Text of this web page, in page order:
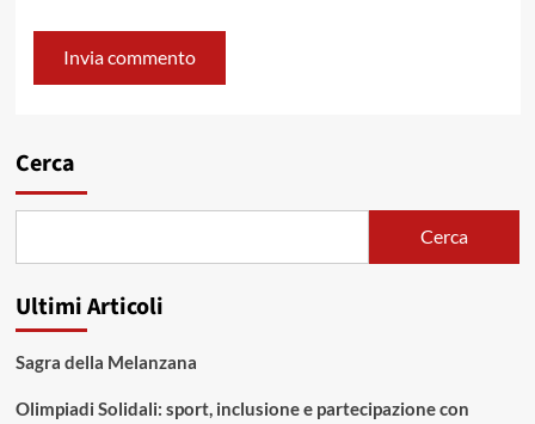
Cerca
Cerca
Ultimi Articoli
Sagra della Melanzana
Olimpiadi Solidali: sport, inclusione e partecipazione con